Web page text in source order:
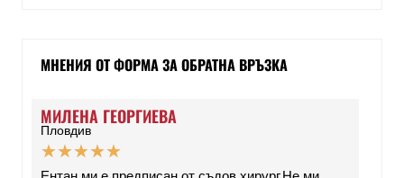
МНЕНИЯ ОТ ФОРМА ЗА ОБРАТНА ВРЪЗКА
МИЛЕНА ГЕОРГИЕВА
Пловдив
★★★★★